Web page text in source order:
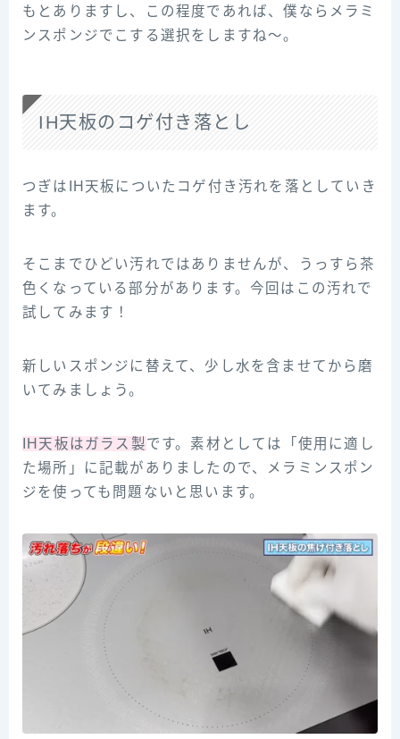
もとありますし、この程度であれば、僕ならメラミ
ンスポンジでこする選択をしますね〜。
IH天板のコゲ付き落とし
つぎはIH天板についたコゲ付き汚れを落としていき
ます。
そこまでひどい汚れではありませんが、うっすら茶
色くなっている部分があります。今回はこの汚れで
試してみます！
新しいスポンジに替えて、少し水を含ませてから磨
いてみましょう。
IH天板はガラス製です。素材としては「使用に適し
た場所」に記載がありましたので、メラミンスポン
ジを使っても問題ないと思います。